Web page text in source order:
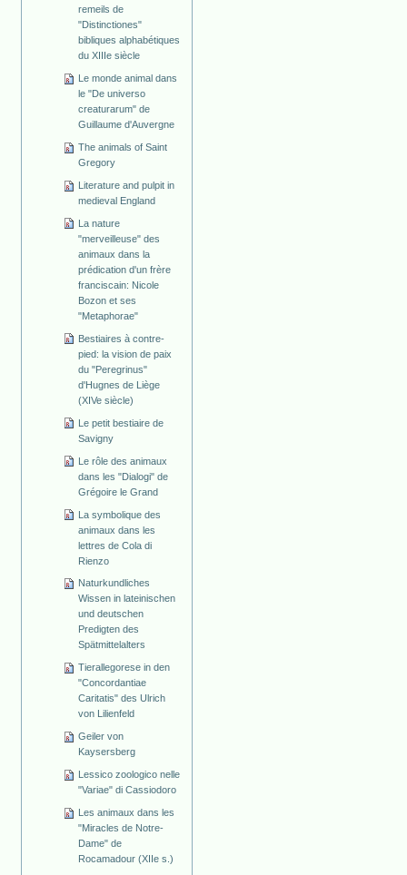
remeils de
"Distinctiones"
bibliques alphabétiques
du XIIIe siècle
Le monde animal dans
le "De universo
creaturarum" de
Guillaume d'Auvergne
The animals of Saint
Gregory
Literature and pulpit in
medieval England
La nature
"merveilleuse" des
animaux dans la
prédication d'un frère
franciscain: Nicole
Bozon et ses
"Metaphorae"
Bestiaires à contre-
pied: la vision de paix
du "Peregrinus"
d'Hugnes de Liège
(XIVe siècle)
Le petit bestiaire de
Savigny
Le rôle des animaux
dans les "Dialogi" de
Grégoire le Grand
La symbolique des
animaux dans les
lettres de Cola di
Rienzo
Naturkundliches
Wissen in lateinischen
und deutschen
Predigten des
Spätmittelalters
Tierallegorese in den
"Concordantiae
Caritatis" des Ulrich
von Lilienfeld
Geiler von
Kaysersberg
Lessico zoologico nelle
"Variae" di Cassiodoro
Les animaux dans les
"Miracles de Notre-
Dame" de
Rocamadour (XIIe s.)